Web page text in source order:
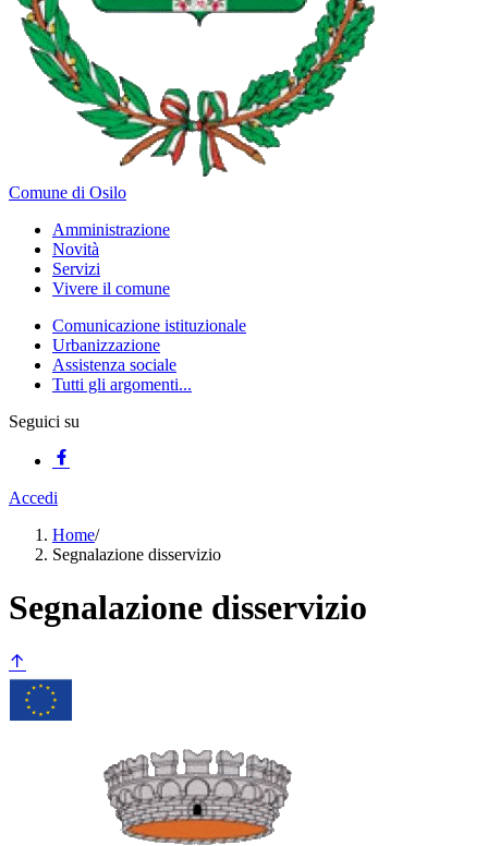
Comune di Osilo
Amministrazione
Novità
Servizi
Vivere il comune
Comunicazione istituzionale
Urbanizzazione
Assistenza sociale
Tutti gli argomenti...
Seguici su
Accedi
Home/
Segnalazione disservizio
Segnalazione disservizio